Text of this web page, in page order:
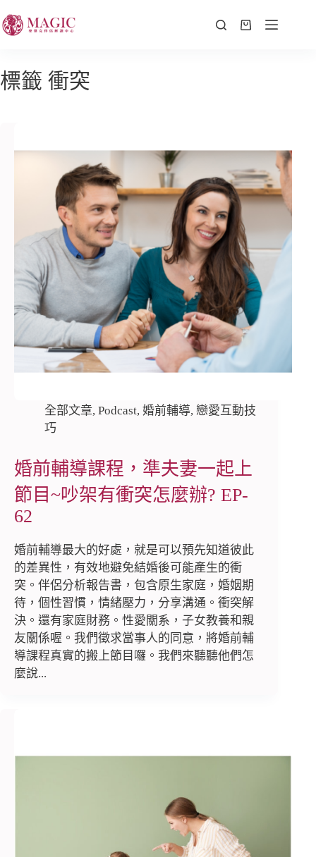
標籤 衝突
全部文章, Podcast, 婚前輔導, 戀愛互動技
巧
婚前輔導課程，準夫妻一起上
節目~吵架有衝突怎麼辦? EP-
62
婚前輔導最大的好處，就是可以預先知道彼此
的差異性，有效地避免結婚後可能產生的衝
突。伴侶分析報告書，包含原生家庭，婚姻期
待，個性習慣，情緒壓力，分享溝通。衝突解
決。還有家庭財務。性愛關系，子女教養和親
友關係喔。我們徵求當事人的同意，將婚前輔
導課程真實的搬上節目囉。我們來聽聽他們怎
麼說...